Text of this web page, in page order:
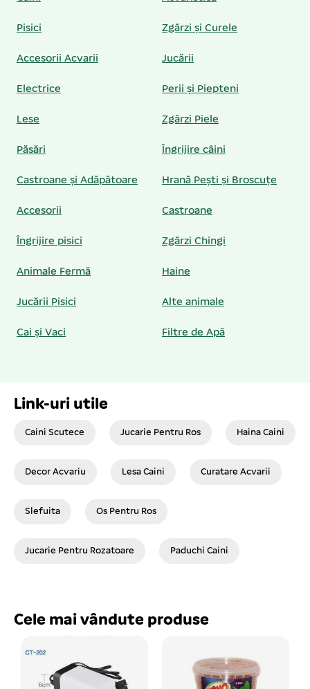
Pisici Zgărzi și Curele
Accesorii Acvarii Jucării
Electrice Perii și Piepteni
Lese Zgărzi Piele
Păsări Îngrijire câini
Castroane și Adăpătoare Hrană Pești și Broscuțe
Accesorii Castroane
Îngrijire pisici Zgărzi Chingi
Animale Fermă Haine
Jucării Pisici Alte animale
Cai și Vaci Filtre de Apă
Link-uri utile
Caini Scutece Jucarie Pentru Ros Haina Caini
Decor Acvariu Lesa Caini Curatare Acvarii
Slefuita Os Pentru Ros
Jucarie Pentru Rozatoare Paduchi Caini
Cele mai vândute produse